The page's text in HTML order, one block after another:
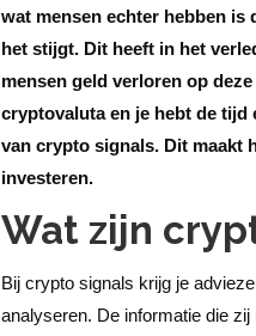
wat mensen echter hebben is
het stijgt. Dit heeft in het
mensen geld verloren op
cryptovaluta en je hebt de tijd
van crypto signals. Dit maakt
investeren.
Wat zijn
Bij crypto signals krijg je
analyseren. De informatie die